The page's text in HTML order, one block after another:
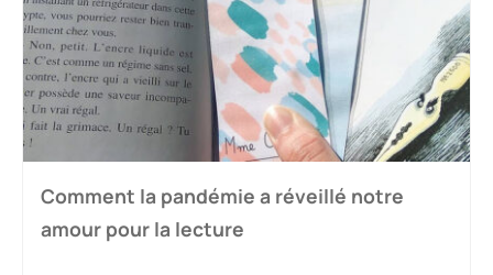
Comment la pandémie a réveillé notre
amour pour la lecture